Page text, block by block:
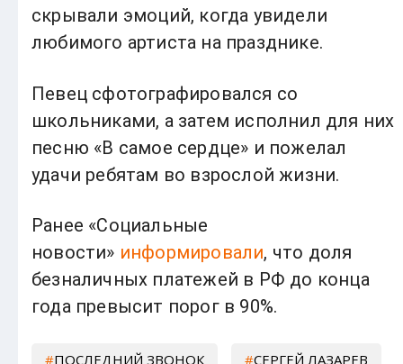
скрывали эмоций, когда увидели
любимого артиста на празднике.
Певец сфотографировался со
школьниками, а затем исполнил для них
песню «В самое сердце» и пожелал
удачи ребятам во взрослой жизни.
Ранее «Социальные
новости» информировали, что доля
безналичных платежей в РФ до конца
года превысит порог в 90%.
ПОСЛЕДНИЙ ЗВОНОК СЕРГЕЙ ЛАЗАРЕВ